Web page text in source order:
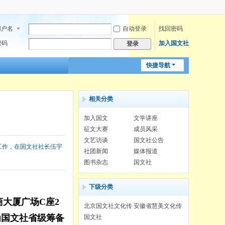
名 自动登录 找回密码
码 登录 加入国文社
快捷导航
，在国文社社长伍宇
厦广场C座2
文社省级筹备
相关分类
加入国文
文学讲座
征文大赛
成员风采
文艺访谈
国文社公告
社团新闻
媒体报道
图书杂志
国文社
下级分类
北京国文社文化传
播有限公司
安徽省慧美文化传
国文社